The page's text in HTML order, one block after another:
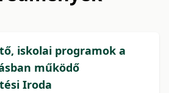
iskolai programok a
működő
Iroda